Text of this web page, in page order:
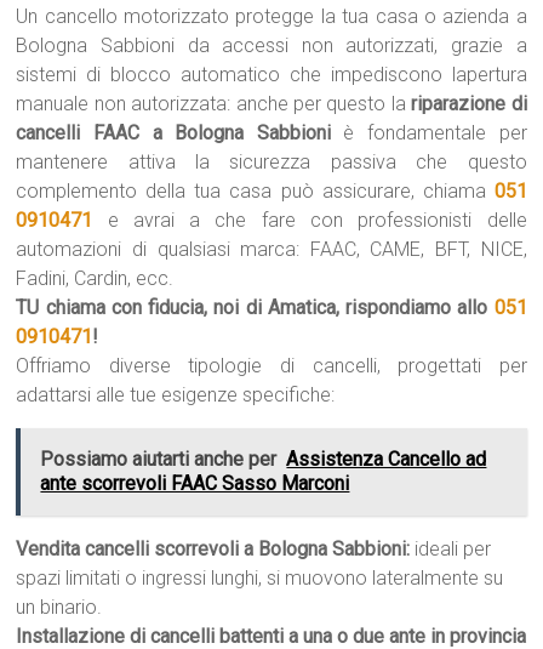
Un cancello motorizzato protegge la tua casa o azienda a
Bologna Sabbioni da accessi non autorizzati, grazie a
sistemi di blocco automatico che impediscono lapertura
manuale non autorizzata: anche per questo lariparazione di
cancelli FAAC a Bologna Sabbioniè fondamentale per
mantenere attiva la sicurezza passiva che questo
complemento della tua casa può assicurare, chiama 051
0910471
e avrai a che fare con professionisti delle
automazioni di qualsiasi marca: FAAC, CAME, BFT, NICE,
Fadini, Cardin, ecc.
TU chiama con fiducia, noi di Amatica, rispondiamo allo 051
0910471!
Offriamo diverse tipologie di cancelli, progettati per
adattarsi alle tue esigenze specifiche:
Possiamo aiutarti anche per Assistenza Cancello ad
ante scorrevoli FAAC Sasso Marconi
Vendita cancelli scorrevoli a Bologna Sabbioni: ideali per
spazi limitati o ingressi lunghi, si muovono lateralmente su
un binario.
Installazione di cancelli battenti a una o due ante in provincia